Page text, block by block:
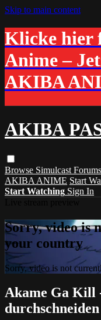
Skip to main content
Klicke hier
Anime –
AKIBA
AKIBA
Browse Simulcast Forums
AKIBA ANIME Start
Start Watching Sign In
Sorry, video is
your country
Sorry, video is not
Akame Ga Kill